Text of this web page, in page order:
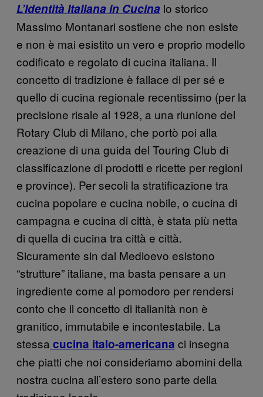
L’Identità Italiana in Cucina lo storico
Massimo Montanari sostiene che non esiste
e non è mai esistito un vero e proprio modello
codificato e regolato di cucina italiana. Il
concetto di tradizione è fallace di per sé e
quello di cucina regionale recentissimo (per la
precisione risale al 1928, a una riunione del
Rotary Club di Milano, che portò poi alla
creazione di una guida del Touring Club di
classificazione di prodotti e ricette per regioni
e province). Per secoli la stratificazione tra
cucina popolare e cucina nobile, o cucina di
campagna e cucina di città, è stata più netta
di quella di cucina tra città e città.
Sicuramente sin dal Medioevo esistono
“strutture” italiane, ma basta pensare a un
ingrediente come al pomodoro per rendersi
conto che il concetto di italianità non è
granitico, immutabile e incontestabile. La
stessa cucina italo-americana ci insegna
che piatti che noi consideriamo abomini della
nostra cucina all’estero sono parte della